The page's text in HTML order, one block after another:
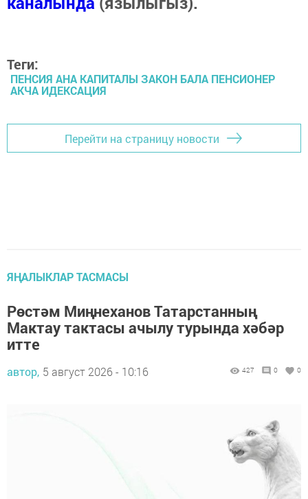
Теги:
ПЕНСИЯ АНА КАПИТАЛЫ ЗАКОН БАЛА ПЕНСИОНЕР
АКЧА ИДЕКСАЦИЯ
Перейти на страницу новости
ЯҢАЛЫКЛАР ТАСМАСЫ
Рөстәм Миңнеханов Татарстанның
Мактау тактасы ачылу турында хәбәр
итте
автор, 5 август 2026 - 10:16 427 0 0